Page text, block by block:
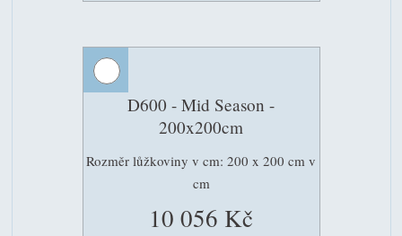
D600 - Mid Season -
200x200cm
Rozměr lůžkoviny v cm: 200 x 200 cm v
cm
10 056 Kč